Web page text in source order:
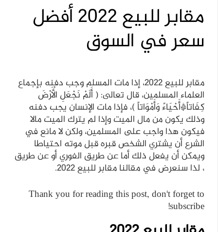
مقابر للبيع 2022 أفضل
سعر في السوق
مقابر للبيع 2022، إذا مات المسلم وجب دفنه بإجماع
العلماء المسلمين، قال تعالى: ( أَلَمْ نَجْعَلِ الْأَرْضَ
كِفَاتاً*أَحْيَاءً وَأَمْوَاتاً )، فإذا مات الإنسان يجب دفنه
وذلك يكون من مال الميت وإذا لم يترك الميت مالا
فيكون هذا واجب على المسلمين، ولكن لا مانع في
الشرع أن يشتري الشخص قبره قبل موته احتياطا
ويمكن أن يفعل ذلك أما عن طريق الفوري أو عن طريق
، لذا سنعرض في مقالنا مقابر للبيع 2022.
Thank you for reading this post, don't forget to
subscribe!